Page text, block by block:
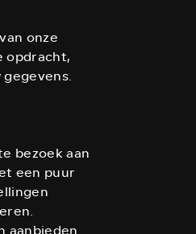
onze
opdracht,
bezoek aan
een puur